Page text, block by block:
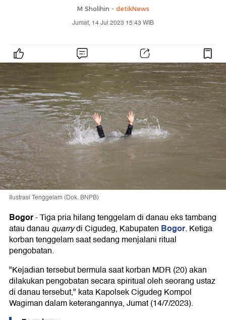
M Sholihin - detikNews
Jumat, 14 Jul 2023 15:43 WIB
Ilustrasi Tenggelam (Dok. BNPB)
Bogor-Tiga pria hilang tenggelam di danau eks tambang
atau danau quarrydi Cigudeg, Kabupaten Bogor. Ketiga
korban tenggelam saat sedang menjalani ritual
pengobatan.
"Kejadian tersebut bermula saat korban MDR (20) akan
dilakukan pengobatan secara spiritual oleh seorang ustaz
di danau tersebut," kata Kapolsek Cigudeg Kompol
Wagiman dalam keterangannya, Jumat (14/7/2023).